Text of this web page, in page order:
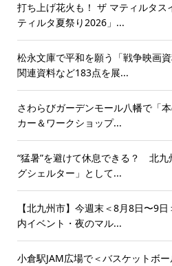
打ち上げ花火も！ ザ マティルタス
ティルタ夏祭り2026」...
松永文庫で平和を願う「戦争映画
関連資料など183点を展...
さわらびガーデンモール八幡で「
カー＆ワークショップ...
“猛暑”を避けて休息できる？ 北
グシェルター」として...
【北九州市】今週末＜8月8日〜9
内イベント・夜のマル...
小倉駅JAM広場で＜バスケットボ